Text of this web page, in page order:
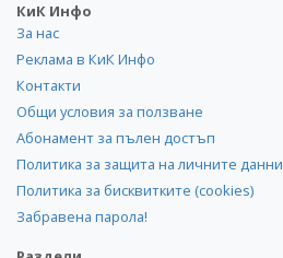
КиК Инфо
За нас
Реклама в КиК Инфо
Контакти
Общи условия за ползване
Абонамент за пълен достъп
Политика за защита на личните данни
Политика за бисквитките (cookies)
Забравена парола!